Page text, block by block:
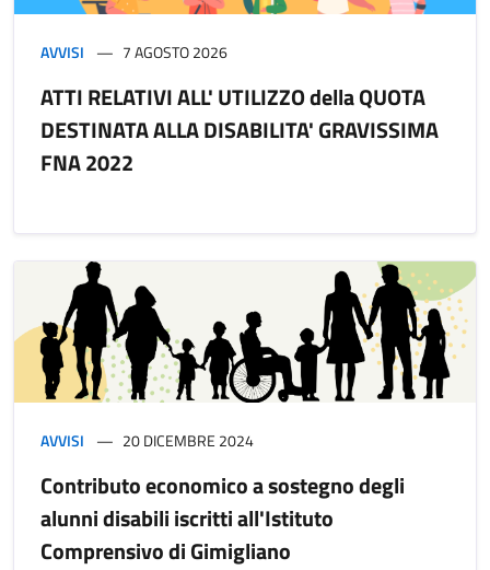
AVVISI 7 AGOSTO 2026
ATTI RELATIVI ALL' UTILIZZO della QUOTA
DESTINATA ALLA DISABILITA' GRAVISSIMA
FNA 2022
AVVISI 20 DICEMBRE 2024
Contributo economico a sostegno degli
alunni disabili iscritti all'Istituto
Comprensivo di Gimigliano